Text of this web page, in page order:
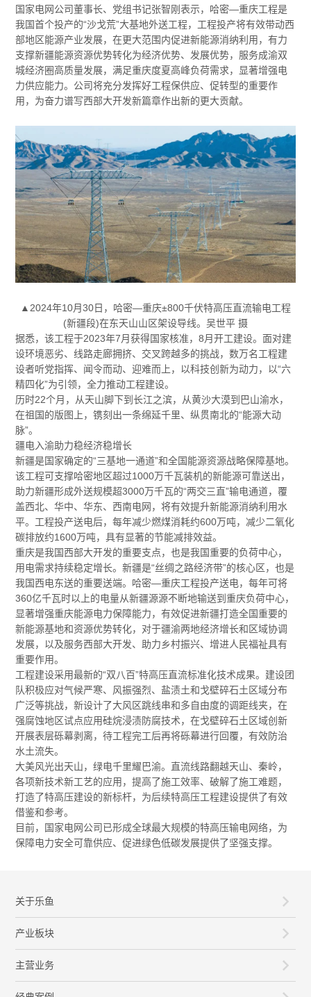
国家电网公司董事长、党组书记张智刚表示，哈密—重庆工程是
我国首个投产的“沙戈荒”大基地外送工程，工程投产将有效带动西
部地区能源产业发展，在更大范围内促进新能源消纳利用，有力
支撑新疆能源资源优势转化为经济优势、发展优势，服务成渝双
城经济圈高质量发展，满足重庆度夏高峰负荷需求，显著增强电
力供应能力。公司将充分发挥好工程保供应、促转型的重要作
用，为奋力谱写西部大开发新篇章作出新的更大贡献。
▲2024年10月30日，哈密—重庆±800千伏特高压直流输电工程
(新疆段)在东天山山区架设导线。吴世平 摄
据悉，该工程于2023年7月获得国家核准，8月开工建设。面对建
设环境恶劣、线路走廊拥挤、交叉跨越多的挑战，数万名工程建
设者听党指挥、闻令而动、迎难而上，以科技创新为动力，以“六
精四化”为引领，全力推动工程建设。
历时22个月，从天山脚下到长江之滨，从黄沙大漠到巴山渝水，
在祖国的版图上，镌刻出一条绵延千里、纵贯南北的“能源大动
脉”。
疆电入渝助力稳经济稳增长
新疆是国家确定的“三基地一通道”和全国能源资源战略保障基地。
该工程可支撑哈密地区超过1000万千瓦装机的新能源可靠送出，
助力新疆形成外送规模超3000万千瓦的“两交三直”输电通道，覆
盖西北、华中、华东、西南电网，将有效提升新能源消纳利用水
平。工程投产送电后，每年减少燃煤消耗约600万吨，减少二氧化
碳排放约1600万吨，具有显著的节能减排效益。
重庆是我国西部大开发的重要支点，也是我国重要的负荷中心，
用电需求持续稳定增长。新疆是“丝绸之路经济带”的核心区，也是
我国西电东送的重要送端。哈密—重庆工程投产送电，每年可将
360亿千瓦时以上的电量从新疆源源不断地输送到重庆负荷中心，
显著增强重庆能源电力保障能力，有效促进新疆打造全国重要的
新能源基地和资源优势转化，对于疆渝两地经济增长和区域协调
发展，以及服务西部大开发、助力乡村振兴、增进人民福祉具有
重要作用。
工程建设采用最新的“双八百”特高压直流标准化技术成果。建设团
队积极应对气候严寒、风振强烈、盐渍土和戈壁碎石土区域分布
广泛等挑战，新设计了大风区跳线串和多自由度的调距线夹，在
强腐蚀地区试点应用硅烷浸渍防腐技术，在戈壁碎石土区域创新
开展表层砾幕剥离，待工程完工后再将砾幕进行回覆，有效防治
水土流失。
大美风光出天山，绿电千里耀巴渝。直流线路翻越天山、秦岭，
各项新技术新工艺的应用，提高了施工效率、破解了施工难题，
打造了特高压建设的新标杆，为后续特高压工程建设提供了有效
借鉴和参考。
目前，国家电网公司已形成全球最大规模的特高压输电网络，为
保障电力安全可靠供应、促进绿色低碳发展提供了坚强支撑。
关于乐鱼
产业板块
主营业务